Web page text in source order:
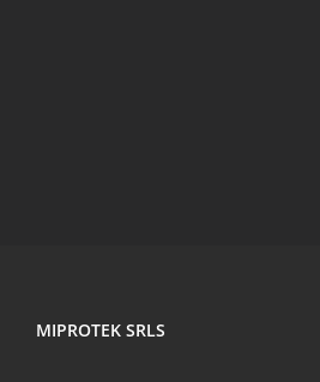
MIPROTEK SRLS